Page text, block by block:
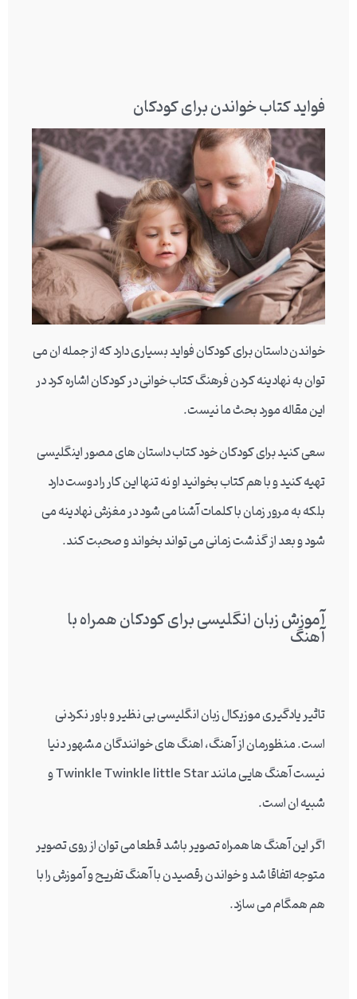
فواید کتاب خواندن برای کودکان
خواندن داستان برای کودکان فواید بسیاری دارد که از جمله ان می
توان به نهادینه کردن فرهنگ کتاب خوانی در کودکان اشاره کرد در
این مقاله مورد بحث ما نیست.
سعی کنید برای کودکان خود کتاب داستان های مصور اینگلیسی
تهیه کنید و با هم کتاب بخوانید او نه تنها این کار را دوست دارد
بلکه به مرور زمان با کلمات آشنا می شود در مغزش نهادینه می
شود و بعد از گذشت زمانی می تواند بخواند و صحبت کند.
آموزش زبان انگلیسی برای کودکان همراه با
آهنگ
تاثیر یادگیری موزیکال زبان انگلیسی بی نظیر و باور نکردنی
است. منظورمان از آهنگ، اهنگ های خوانندگان مشهور دنیا
نیست آهنگ هایی مانند Twinkle Twinkle little Star و
شبیه ان است.
اگر این آهنگ ها همراه تصویر باشد قطعا می توان از روی تصویر
متوجه اتفاقا شد و خواندن رقصیدن با آهنگ تفریح و آموزش را با
هم همگام می سازد.